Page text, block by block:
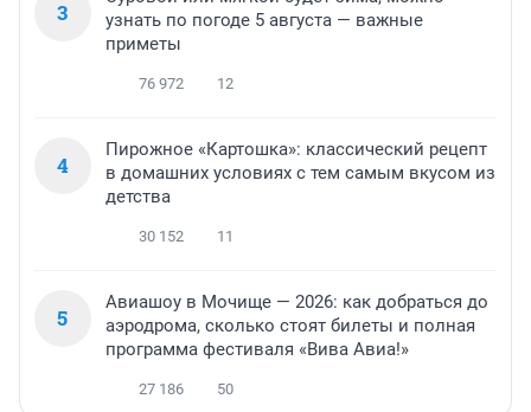
3
узнать по погоде 5 августа — важные
приметы
76 972 12
4
Пирожное «Картошка»: классический рецепт
в домашних условиях с тем самым вкусом из
детства
30 152 11
5
Авиашоу в Мочище — 2026: как добраться до
аэродрома, сколько стоят билеты и полная
программа фестиваля «Вива Авиа!»
27 186 50